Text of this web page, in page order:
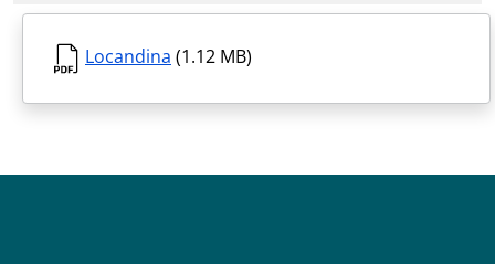
Locandina (1.12 MB)